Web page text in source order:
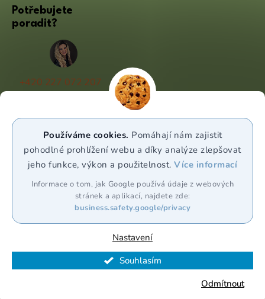
Používáme cookies. Pomáhají nám zajistit
pohodlné prohlížení webu a díky analýze zlepšovat
jeho funkce, výkon a použitelnost.Více informací
Informace o tom, jak Google používá údaje z webových
stránek a aplikací, najdete zde:
business.safety.google/privacy
Nastavení
Odmítnout
Souhlasím
Potřebujete
poradit?
+420 227 072 207
(Po - Pá 9:00 - 17:00)
WhatsApp
Vytvořil Shoptet Premium
. Všechna práva vyhrazena.